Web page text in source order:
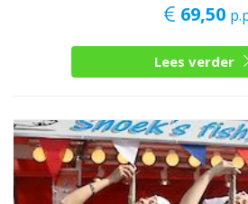
69,50
Lees verder